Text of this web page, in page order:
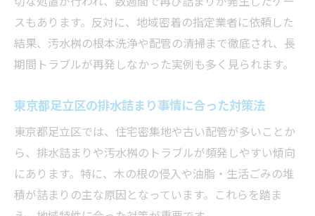
スもあります。反対に、地域密着の指定業者に依頼した
結果、汚水桝の根本洗浄や配管の清掃まで徹底され、長
期間トラブルが再発しなかった実例も多く見られます。
東京都足立区の排水詰まり事情に合った対策法
東京都足立区では、住宅密集地や古い配管が多いことか
ら、排水詰まりや汚水桝のトラブルが頻発しやすい傾向
にあります。特に、木の根の侵入や油脂・生活ごみの堆
積が詰まりの主な原因となっています。これらを踏ま